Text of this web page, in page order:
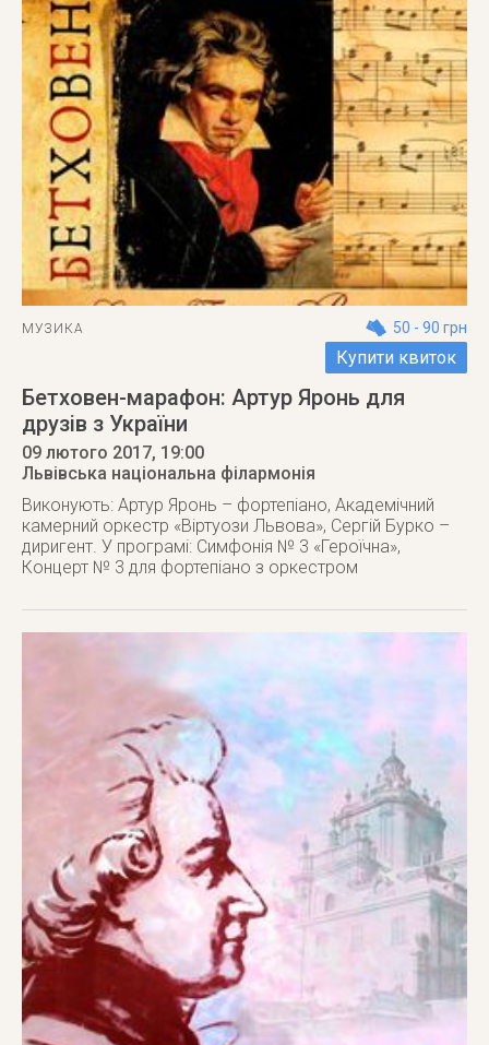
МУЗИКА 50 - 90 грн
Купити квиток
Бетховен-марафон: Артур Яронь для
друзів з України
09 лютого 2017, 19:00
Львівська національна філармонія
Виконують: Артур Яронь – фортепіано, Академічний
камерний оркестр «Віртуози Львова», Сергій Бурко –
диригент. У програмі: Симфонія № 3 «Героїчна»,
Концерт № 3 для фортепіано з оркестром